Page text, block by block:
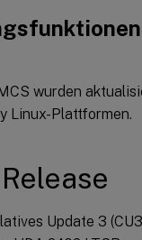
wurden
Linux-Plattformen.
Update 3